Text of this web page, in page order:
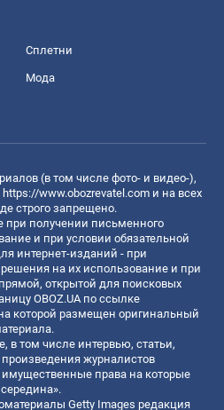
Сплетни
Мода
(в том числе фото- и видео-),
https://www.obozrevatel.com и на всех
строго запрещено.
при получении письменного
и при условии обязательной
интернет-изданий - при
на их использование и при
открытой для поисковых
OBOZ.UA по ссылке
которой размещен оригинальный
в том числе интервью, статьи,
журналистов
права на которые
Getty Images редакция